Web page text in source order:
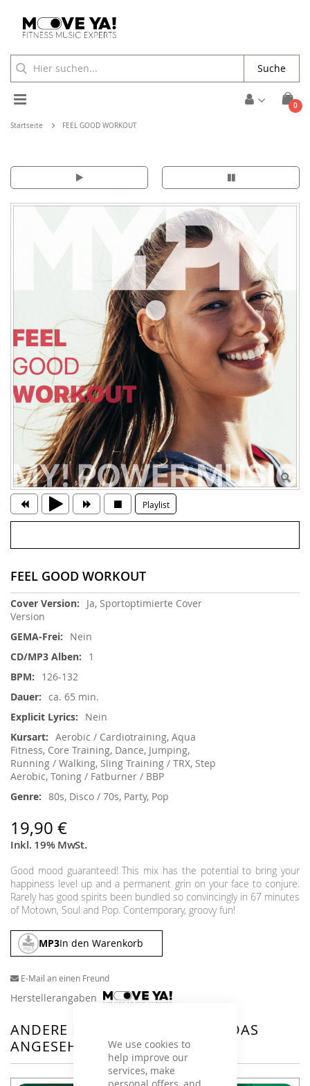
We use cookies to
help improve our
services, make
0
Toggle
Nav
Suche
Startseite FEEL GOOD WORKOUT
Playlist
FEEL GOOD WORKOUT
Weitere
Informationen
Ja, Sportoptimierte Cover
Version
Nein
1
126-132
ca. 65 min.
Nein
Aerobic / Cardiotraining, Aqua
Fitness, Core Training, Dance, Jumping,
Running / Walking, Sling Training / TRX, Step
Aerobic, Toning / Fatburner / BBP
80s, Disco / 70s, Party, Pop
19,90 €
Inkl. 19% MwSt.
Good mood guaranteed! This mix has the potential to bring your
happiness level up and a permanent grin on your face to conjure.
Rarely has good spirits been bundled so convincingly in 67 minutes
of Motown, Soul and Pop. Contemporary, groovy fun!
MP3In den Warenkorb
E-Mail an einen Freund
Herstellerangaben
ANDERE KUNDEN HABEN SICH DAS
ANGESEHEN